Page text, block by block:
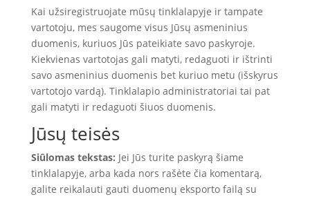
Kai užsiregistruojate mūsų tinklalapyje ir tampate
vartotoju, mes saugome visus Jūsų asmeninius
duomenis, kuriuos Jūs pateikiate savo paskyroje.
Kiekvienas vartotojas gali matyti, redaguoti ir ištrinti
savo asmeninius duomenis bet kuriuo metu (išskyrus
vartotojo vardą). Tinklalapio administratoriai tai pat
gali matyti ir redaguoti šiuos duomenis.
Jūsų teisės
Siūlomas tekstas: Jei Jūs turite paskyrą šiame
tinklalapyje, arba kada nors rašėte čia komentarą,
galite reikalauti gauti duomenų eksporto failą su